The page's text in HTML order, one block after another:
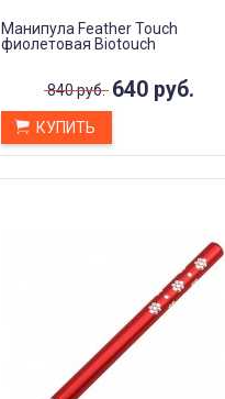
работает. Заметно
2
Манипула Feather Touch
фиолетовая Biotouch
840 руб. 640 руб.
КУПИТЬ